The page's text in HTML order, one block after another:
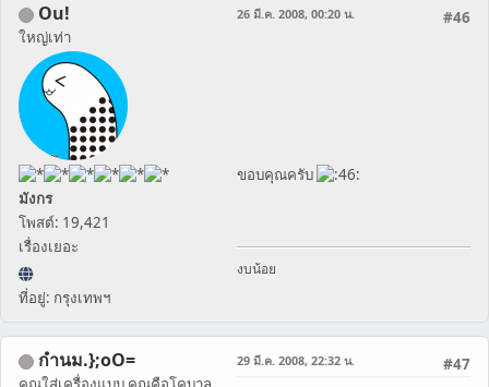
Ou!
ใหญ่เท่า
มังกร
โพสต์: 19,421
เรื่องเยอะ
ที่อยู่: กรุงเทพฯ
#46
26 มี.ค. 2008, 00:20 น.
ขอบคุณครับ
งบน้อย
กำนม.};oO= #47
29 มี.ค. 2008, 22:32 น.